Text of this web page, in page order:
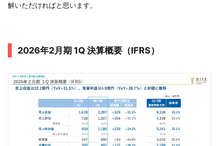
解いただければと思います。
2026年2月期 1Q 決算概要（IFRS）